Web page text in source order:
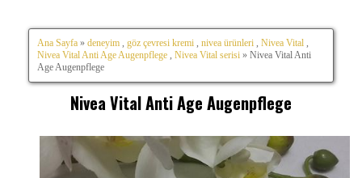
Ana Sayfa » deneyim göz çevresi kremi nivea ürünleri Nivea Vital
Nivea Vital Anti Age Augenpflege
Nivea Vital serisi » Nivea Vital Anti
Age Augenpflege
Nivea Vital Anti Age Augenpflege